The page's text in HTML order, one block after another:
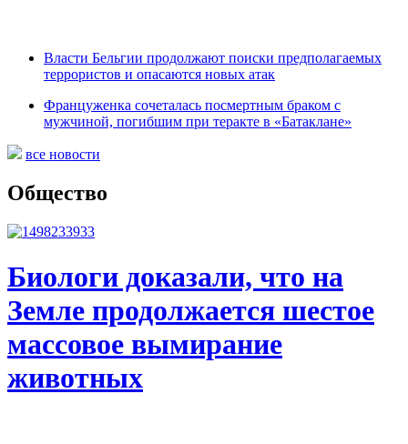
Власти Бельгии продолжают поиски предполагаемых
террористов и опасаются новых атак
Француженка сочеталась посмертным браком с
мужчиной, погибшим при теракте в «Батаклане»
все новости
Общество
Биологи доказали, что на
Земле продолжается шестое
массовое вымирание
животных